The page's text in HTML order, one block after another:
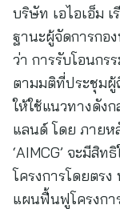
บริษัท เอไอเอ็ม
ฐานะผู้จัดการกอง
ว่า การรับโอนกร
ตามมติที่ประชุม
ให้ใช้แนวทางดัง
แลนด์ โดย ภายห
‘AIMCG’ จะมีสิ
โครงการโดยตรง
แผนฟื้นฟูโครงก